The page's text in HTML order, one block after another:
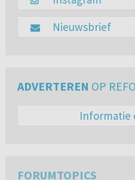
Nieuwsbrief
ADVERTEREN OP
Informatie
FORUMTOPICS